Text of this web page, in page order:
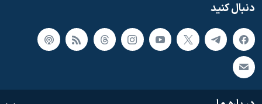
دنبال کنید